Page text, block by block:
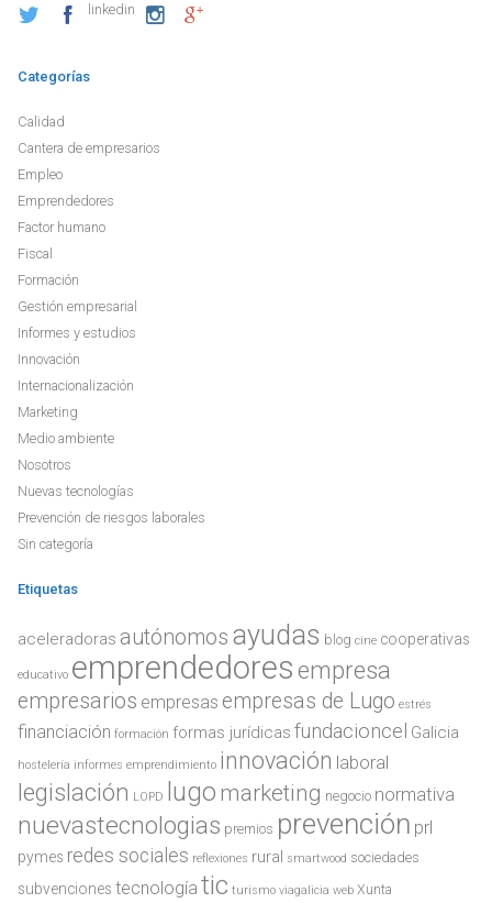
linkedin
Categorías
Calidad
Cantera de empresarios
Empleo
Emprendedores
Factor humano
Fiscal
Formación
Gestión empresarial
Informes y estudios
Innovación
Internacionalización
Marketing
Medio ambiente
Nosotros
Nuevas tecnologías
Prevención de riesgos laborales
Sin categoría
Etiquetas
aceleradoras autónomos ayudas blog cine cooperativas
educativo emprendedores empresa
empresarios empresas empresas de Lugo estrés
financiación formación formas jurídicas fundacioncel Galicia
hostelería informes emprendimiento innovación laboral
legislación LOPD lugo marketing negocio normativa
nuevastecnologias premios prevención prl
pymes redes sociales reflexiones rural smartwood sociedades
subvenciones tecnología tic turismo viagalicia web Xunta